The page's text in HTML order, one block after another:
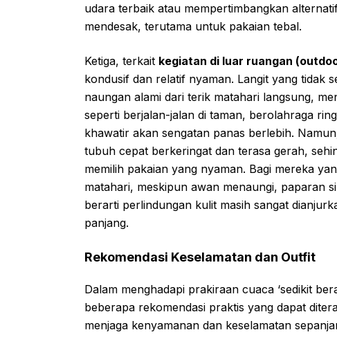
udara terbaik atau mempertimbangkan
mendesak, terutama untuk pakaian tebal.
Ketiga, terkait kegiatan di luar ruangan
kondusif dan relatif nyaman. Langit yang tidak
naungan alami dari terik matahari langsung,
seperti berjalan-jalan di taman, berolahraga
khawatir akan sengatan panas berlebih.
tubuh cepat berkeringat dan terasa gerah,
memilih pakaian yang nyaman. Bagi mereka
matahari, meskipun awan menaungi, paparan
berarti perlindungan kulit masih sangat
panjang.
Rekomendasi Keselamatan dan Outfit
Dalam menghadapi prakiraan cuaca ‘sedikit
beberapa rekomendasi praktis yang dapat
menjaga kenyamanan dan keselamatan